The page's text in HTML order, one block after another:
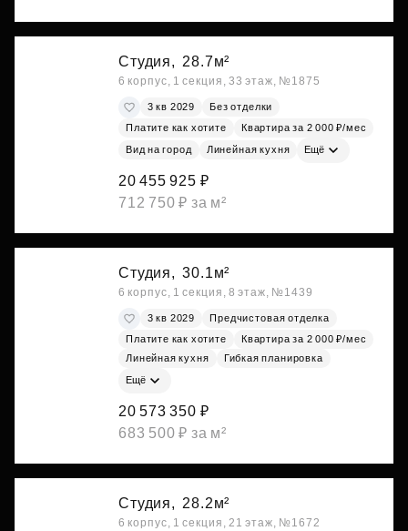
Студия, 28.7м²
6 корпус, 1 секция, 33 этаж, №1875
3 кв 2029
Без отделки
Платите как хотите
Квартира за 2 000 ₽/мес
Вид на город Линейная кухня Ещё
20 455 925 ₽
712 750 ₽ за м²
Студия, 30.1м²
6 корпус, 1 секция, 8 этаж, №1439
3 кв 2029
Предчистовая отделка
Платите как хотите
Квартира за 2 000 ₽/мес
Линейная кухня
Гибкая планировка
Ещё
20 573 350 ₽
683 500 ₽ за м²
Студия, 28.2м²
6 корпус, 1 секция, 21 этаж, №1672